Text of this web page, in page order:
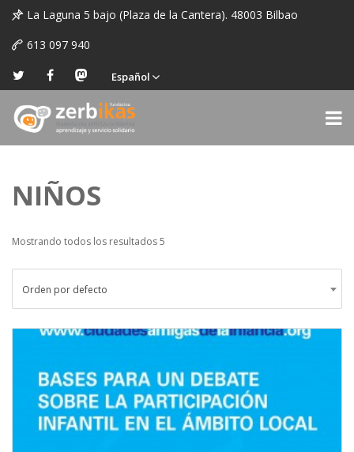
La Laguna 5 bajo (Plaza de la Cantera). 48003 Bilbao
613 097 940
Español
NIÑOS
Mostrando todos los resultados 5
Orden por defecto